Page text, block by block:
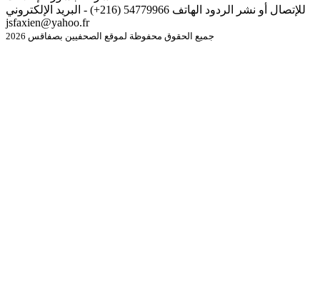
للإتصال أو نشر الردود الهاتف 54779966 (216+) - البريد الإلكتروني
jsfaxien@yahoo.fr
جميع الحقوق محفوظة لموقع الصحفيين بصفاقس 2026